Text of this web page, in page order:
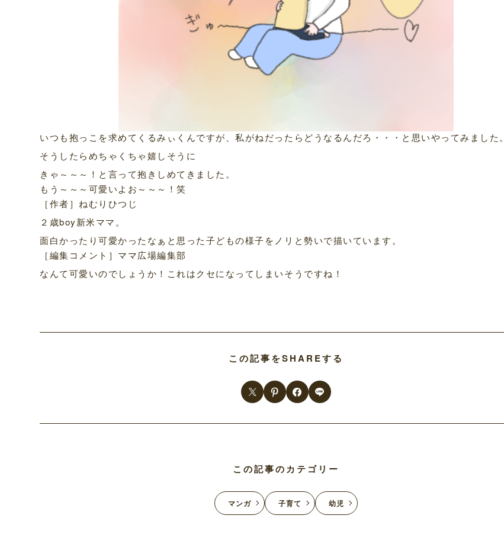
いつも抱っこを求めてくるみぃくんですが、私がねだったらどうなるんだろ・・・と思いやってみました。
そうしたらめちゃくちゃ嬉しそうに
きゃ～～～！と言って抱きしめてきました。
もう～～～可愛いよお～～～！笑
［作者］ねむりひつじ
２歳boy新米ママ。
面白かったり可愛かったなぁと思った子どもの様子をノリと勢いで描いています。
［編集コメント］ママ広場編集部
なんて可愛いのでしょうか！これはクセになってしまいそうですね！
この記事をSHAREする
この記事のカテゴリー
マンガ 子育て 幼児